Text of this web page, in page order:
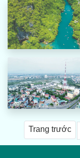
Trang trước